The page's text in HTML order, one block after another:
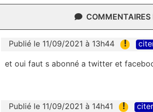
COMMENTAIRES
Publié le 11/09/2021 à 13h44 !
et oui faut s abonné a twitter et
Publié le 11/09/2021 à 14h41 ! citer